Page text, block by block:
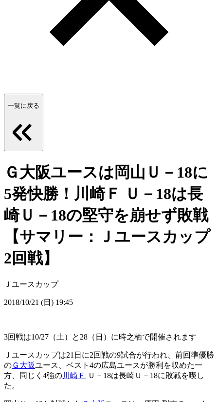
一覧に戻る
Ｇ大阪ユースは岡山Ｕ－18に
5発快勝！川崎Ｆ Ｕ－18は長
崎Ｕ－18の堅守を崩せず敗戦
【サマリー：Ｊユースカップ
2回戦】
Ｊユースカップ
2018/10/21 (日) 19:45
3回戦は10/27（土）と28（日）に時之栖で開催されます
Ｊユースカップは21日に2回戦の9試合が行われ、前回準優勝
のＧ大阪ユース、ベスト4の広島ユースが勝利を収めた一
方、同じく4強の川崎Ｆ
Ｕ－18は長崎Ｕ－18に敗戦を喫し
た。